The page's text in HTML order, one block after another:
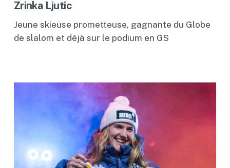
Zrinka Ljutic
Jeune skieuse prometteuse, gagnante du Globe
de slalom et déjà sur le podium en GS